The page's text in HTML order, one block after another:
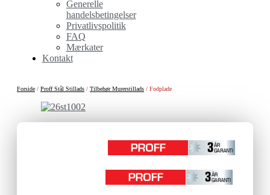
Generelle
handelsbetingelser
Privatlivspolitik
FAQ
Mærkater
Kontakt
Forside / Proff Stål Stillads / Tilbehør Murerstillads / Fodplade